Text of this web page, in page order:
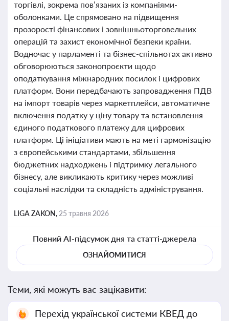
торгівлі, зокрема пов’язаних із компаніями-
оболонками. Це спрямовано на підвищення
прозорості фінансових і зовнішньоторговельних
операцій та захист економічної безпеки країни.
Водночас у парламенті та бізнес-спільнотах активно
обговорюються законопроєкти щодо
оподаткування міжнародних посилок і цифрових
платформ. Вони передбачають запровадження ПДВ
на імпорт товарів через маркетплейси, автоматичне
включення податку у ціну товару та встановлення
єдиного податкового платежу для цифрових
платформ. Ці ініціативи мають на меті гармонізацію
з європейськими стандартами, збільшення
бюджетних надходжень і підтримку легального
бізнесу, але викликають критику через можливі
соціальні наслідки та складність адміністрування.
LIGA ZAKON, 25 травня 2026
Повний AI-підсумок дня та статті-джерела
ОЗНАЙОМИТИСЯ
Теми, які можуть вас зацікавити:
Перехід української системи КВЕД до